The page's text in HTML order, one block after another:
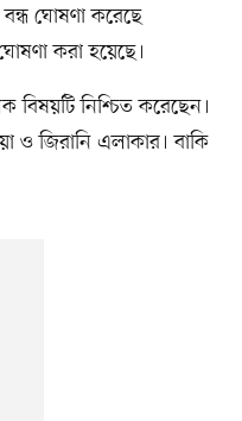
বন্ধ ঘোষণা করেছে
করা হয়েছে।
নিশ্চিত করেছেন।
ও জিরানি এলাকার। বাকি